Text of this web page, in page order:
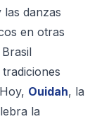
danzas
en otras
Ouidah, la
la